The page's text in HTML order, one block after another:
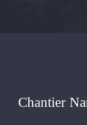
Chantier